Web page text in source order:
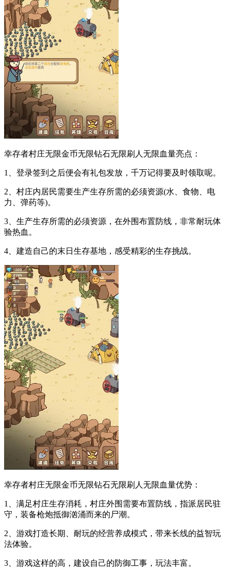
幸存者村庄无限金币无限钻石无限刷人无限血量亮点：
1、登录签到之后便会有礼包发放，千万记得要及时领取呢。
2、村庄内居民需要生产生存所需的必须资源(水、食物、电
力、弹药等)。
3、生产生存所需的必须资源，在外围布置防线，非常耐玩体
验热血。
4、建造自己的末日生存基地，感受精彩的生存挑战。
幸存者村庄无限金币无限钻石无限刷人无限血量优势：
1、满足村庄生存消耗，村庄外围需要布置防线，指派居民驻
守，装备枪炮抵御汹涌而来的尸潮。
2、游戏打造长期、耐玩的经营养成模式，带来长线的益智玩
法体验。
3、游戏这样的高，建设自己的防御工事，玩法丰富。